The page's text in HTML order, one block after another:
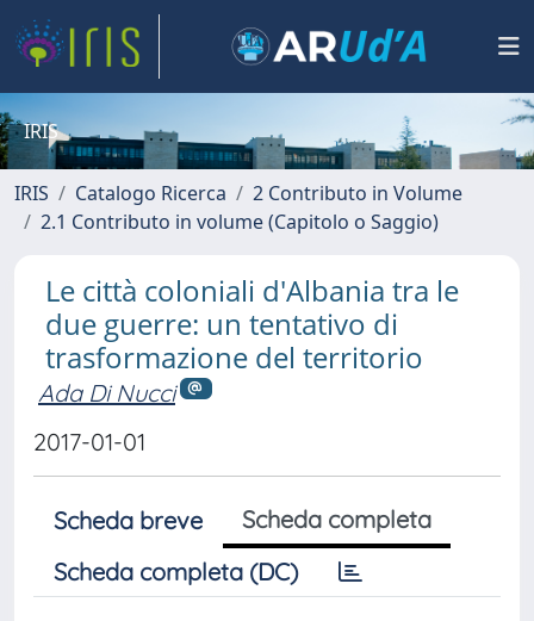
IRIS
IRIS Catalogo Ricerca
2 Contributo in Volume
2.1 Contributo in volume (Capitolo o Saggio)
Le città coloniali d'Albania tra le
due guerre: un tentativo di
trasformazione del territorio
Ada Di Nucci
2017-01-01
Scheda breve
Scheda completa
Scheda completa (DC)